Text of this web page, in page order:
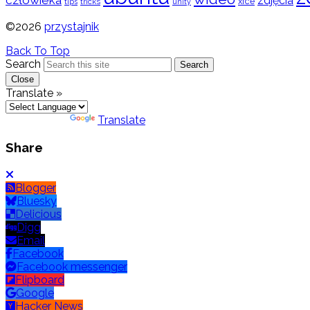
tips tricks
©2026 przystajnik
Back To Top
Search
Search
Close
Translate »
Translate
Share
Blogger
Bluesky
Delicious
Digg
Email
Facebook
Facebook messenger
Flipboard
Google
Hacker News